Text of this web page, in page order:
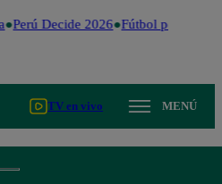
Perú Decide 2026 Fútbol peruano
TV en vivo MENÚ